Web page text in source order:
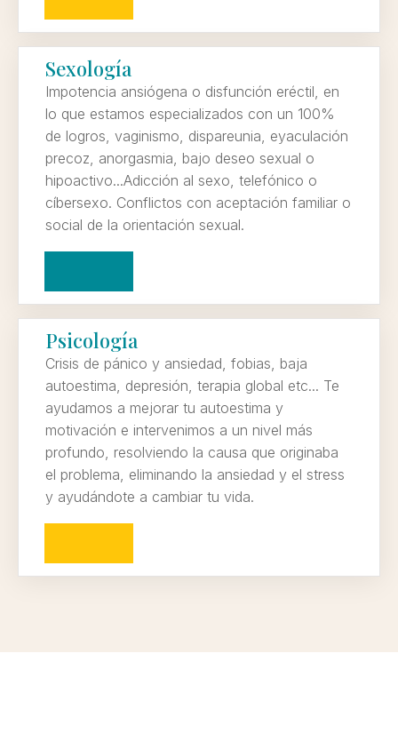
Sexología
Impotencia ansiógena o disfunción eréctil, en
lo que estamos especializados con un 100%
de logros, vaginismo, dispareunia, eyaculación
precoz, anorgasmia, bajo deseo sexual o
hipoactivo...Adicción al sexo, telefónico o
cíbersexo. Conflictos con aceptación familiar o
social de la orientación sexual.
Psicología
Crisis de pánico y ansiedad, fobias, baja
autoestima, depresión, terapia global etc... Te
ayudamos a mejorar tu autoestima y
motivación e intervenimos a un nivel más
profundo, resolviendo la causa que originaba
el problema, eliminando la ansiedad y el stress
y ayudándote a cambiar tu vida.